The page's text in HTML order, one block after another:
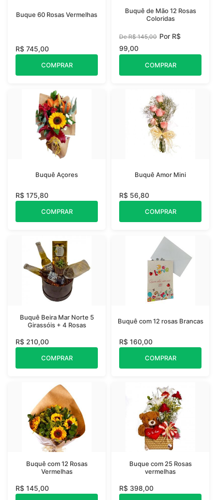
Buque 60 Rosas Vermelhas
R$ 745,00
COMPRAR
Buquê de Mão 12 Rosas
Coloridas
De R$ 145,00 Por R$
99,00
COMPRAR
Buquê Açores
R$ 175,80
COMPRAR
Buquê Amor Mini
R$ 56,80
COMPRAR
Buquê Beira Mar Norte 5
Girassóis + 4 Rosas
R$ 210,00
COMPRAR
Buquê com 12 rosas Brancas
R$ 160,00
COMPRAR
Buquê com 12 Rosas
Vermelhas
R$ 145,00
Buque com 25 Rosas
vermelhas
R$ 398,00